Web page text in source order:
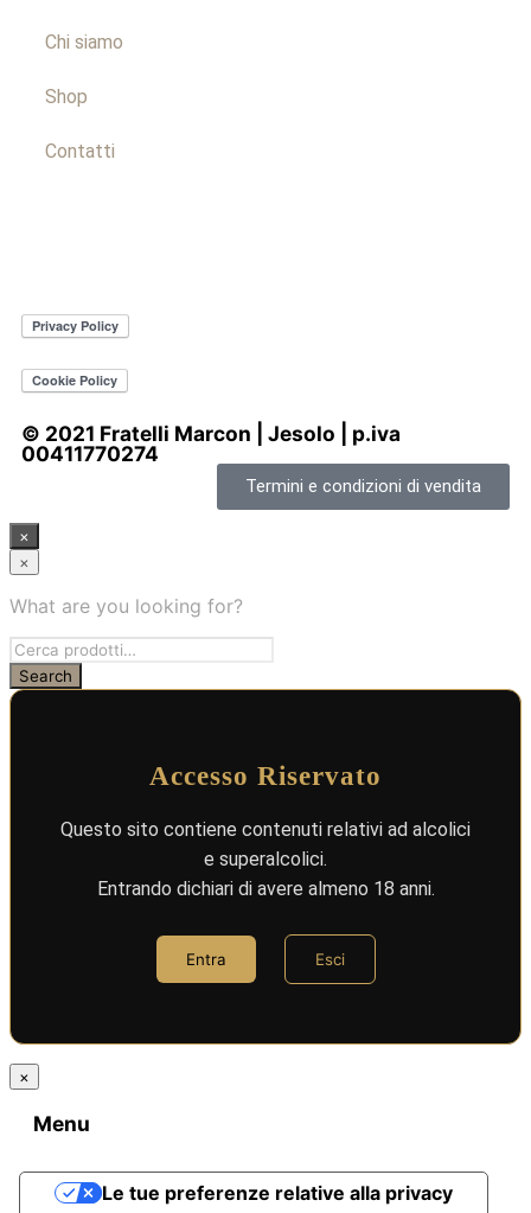
Chi siamo
Shop
Contatti
© 2021 Fratelli Marcon | Jesolo | p.iva
00411770274
Termini e condizioni di vendita
×
×
What are you looking for?
Accesso Riservato
Questo sito contiene contenuti relativi ad alcolici
e superalcolici.
Entrando dichiari di avere almeno 18 anni.
Entra Esci
×
Menu
Le tue preferenze relative alla privacy